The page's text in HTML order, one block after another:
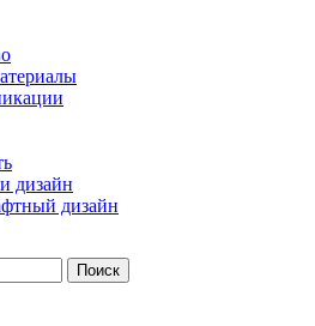
Всё о строительстве и ремонтах
дизайн
дизайн